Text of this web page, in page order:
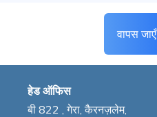
वापस जाएँ
हेड ऑफिस
बी 822 , गेरा, कैरनज़लेम,